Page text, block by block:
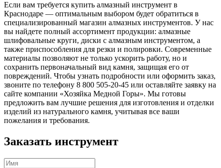
Если вам требуется купить алмазный инструмент в
Краснодаре — оптимальным выбором будет обратиться в
специализированный магазин алмазных инструментов. У нас
вы найдете полный ассортимент продукции: алмазные
шлифовальные круги, диски с алмазным инструментом, а
также приспособления для резки и полировки. Современные
материалы позволяют не только ускорить работу, но и
сохранить первоначальный вид камня, защищая его от
повреждений. Чтобы узнать подробности или оформить заказ,
звоните по телефону 8 800 505-20-45 или оставляйте заявку на
сайте компании «Хозяйка Медной Горы». Мы готовы
предложить вам лучшие решения для изготовления и отделки
изделий из натурального камня, учитывая все ваши
пожелания и требования.
Заказать инструмент